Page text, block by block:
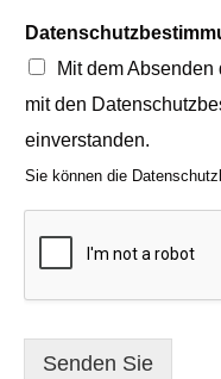
Mit dem
mit den
einverstanden.
Sie können die
Senden Sie